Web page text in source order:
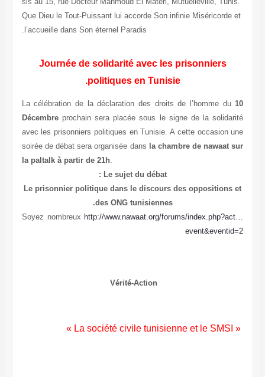
Que Dieu le Tout-Puissant lui accorde Son infinie Miséricorde et
l’accueille dans Son éternel Paradis.
Journée de solidarité avec les prisonniers
politiques en Tunisie.
La célébration de la déclaration des droits de l’homme du10
Décembreprochain sera placée sous le signe de la solidarité
avec les prisonniers politiques en Tunisie. A cette occasion une
soirée de débat sera organisée dans la chambre de nawaat sur
la paltalk à partir de 21h.
Le sujet du débat :
Le prisonnier politique dans le discours des oppositions et
des ONG tunisiennes.
Soyez nombreux http://www.nawaat.org/forums/index.php?act…
event&eventid=2
Vérité-Action
« La société civile tunisienne et le SMSI »